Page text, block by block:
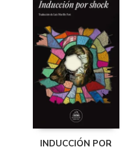
INDUCCIÓN POR